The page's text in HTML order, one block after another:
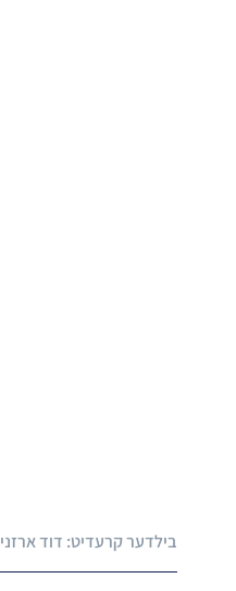
בילדער קרעדיט: דוד ארזני